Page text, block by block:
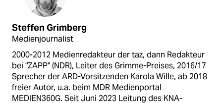
Steffen Grimberg
Medienjournalist
2000-2012 Medienredakteur der taz, dann Redakteur
bei "ZAPP" (NDR), Leiter des Grimme-Preises, 2016/17
Sprecher der ARD-Vorsitzenden Karola Wille, ab 2018
freier Autor, u.a. beim MDR Medienportal
MEDIEN360G. Seit Juni 2023 Leitung des KNA-